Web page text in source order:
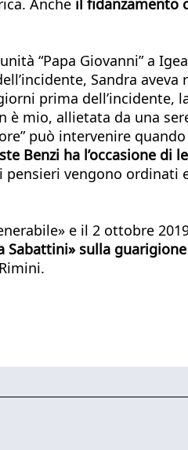
Anche il fidanzamento
“Papa Giovanni” a
Sandra aveva
prima dell’incidente,
mio, allietata da una
può intervenire
Benzi ha l’occasione di
pensieri vengono ordinati
e il 2 ottobre
Sabattini» sulla